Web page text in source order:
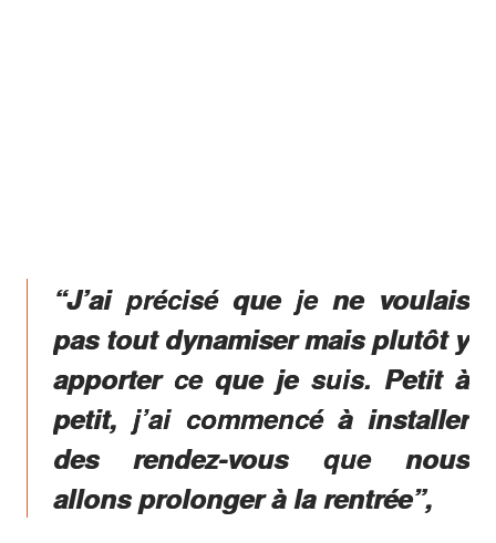
“J’ai précisé que je ne voulais
pas tout dynamiser mais plutôt y
apporter ce que je suis. Petit à
petit, j’ai commencé à installer
des rendez-vous que nous
allons prolonger à la rentrée”,